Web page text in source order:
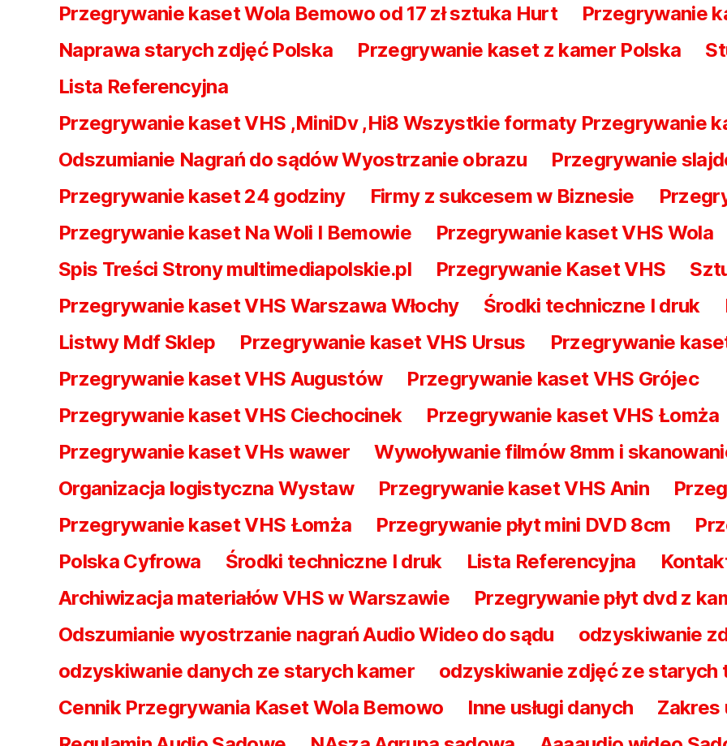
Przegrywanie kaset Wola Bemowo od 17 zł sztuka Hurt
Przegrywanie
Naprawa starych zdjęć Polska
Przegrywanie kaset z kamer Polska
Lista Referencyjna
Przegrywanie kaset VHS ,MiniDv ,Hi8 Wszystkie formaty Przegrywanie
Odszumianie Nagrań do sądów Wyostrzanie obrazu
Przegrywanie
Przegrywanie kaset 24 godziny
Firmy z sukcesem w Biznesie
Przegrywanie kaset Na Woli I Bemowie
Przegrywanie kaset VHS Wola
Spis Treści Strony multimediapolskie.pl
Przegrywanie Kaset VHS
Przegrywanie kaset VHS Warszawa Włochy
Środki techniczne I druk
Listwy Mdf Sklep
Przegrywanie kaset VHS Ursus
Przegrywanie
Przegrywanie kaset VHS Augustów
Przegrywanie kaset VHS Grójec
Przegrywanie kaset VHS Ciechocinek
Przegrywanie kaset VHS Łomża
Przegrywanie kaset VHs wawer
Wywoływanie filmów 8mm i
Organizacja logistyczna Wystaw
Przegrywanie kaset VHS Anin
Przegrywanie kaset VHS Łomża
Przegrywanie płyt mini DVD 8cm
Polska Cyfrowa
Środki techniczne I druk Lista Referencyjna
Archiwizacja materiałów VHS w Warszawie
Przegrywanie płyt dvd z
Odszumianie wyostrzanie nagrań Audio Wideo do sądu
odzyskiwanie
odzyskiwanie danych ze starych kamer
odzyskiwanie zdjęć ze starych
Cennik Przegrywania Kaset Wola Bemowo
Inne usługi danych
Zakres